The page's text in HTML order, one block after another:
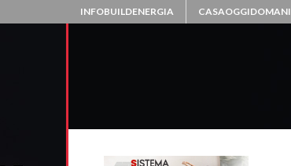
INFOBUILDENERGIA CASAOGGIDOMANI